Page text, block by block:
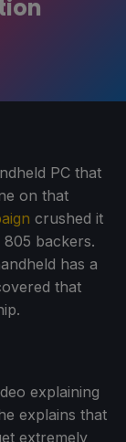
PC that
on that
crushed it
backers.
has a
that
explaining
explains that
extremely